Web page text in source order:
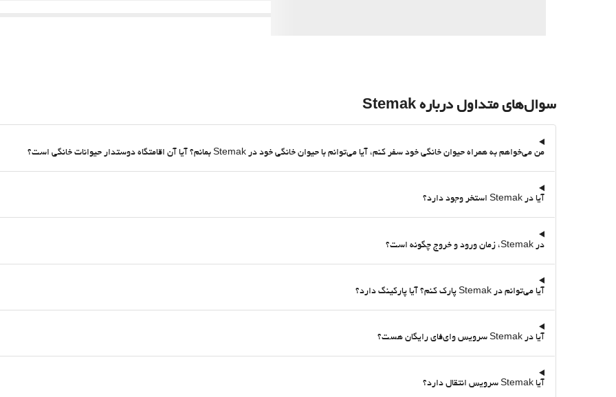
سوال‌های متداول درباره Stemak
من می‌خواهم به همراه حیوان خانگی خود سفر کنم، آیا می‌توانم با حیوان خانگی خود در Stemak بمانم؟ آیا آن اقامتگاه دوستدار حیوانات خانگی است؟
آیا در Stemak استخر وجود دارد؟
در Stemak، زمان ورود و خروج چگونه است؟
آیا می‌توانم در Stemak پارک کنم؟ آیا پارکینگ دارد؟
آیا در Stemak سرویس وای‌فای رایگان هست؟
آیا Stemak سرویس انتقال دارد؟